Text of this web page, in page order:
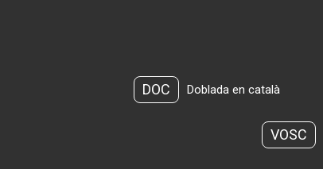
DOC Doblada en català
VOSC